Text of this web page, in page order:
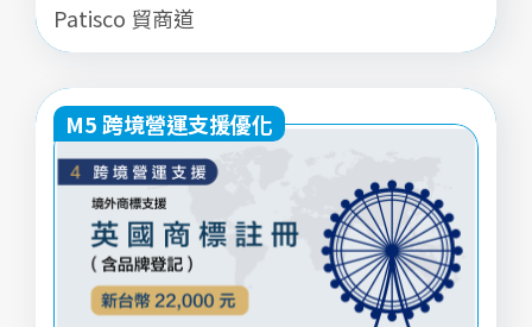
Patisco 貿商道
M5 跨境營運支援優化